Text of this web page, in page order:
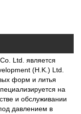
Ltd. является
(H.K.) Ltd.
форм и литья
на
и обслуживании
давлением в